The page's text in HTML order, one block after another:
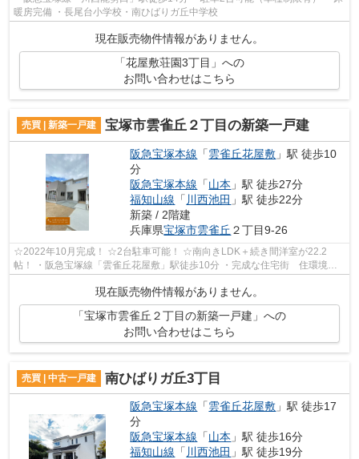
暖房完備 ・長尾台小学校・南ひばりガ丘中学校
現在販売物件情報がありません。
「花屋敷荘園3丁目」への
お問い合わせはこちら
売買 | 新築一戸建 宝塚市雲雀丘２丁目の新築一戸建
阪急宝塚本線 「雲雀丘花屋敷 」駅 徒歩10
分
阪急宝塚本線 「山本 」駅 徒歩27分
福知山線 「 川西池田 」駅 徒歩22分
新築 / 2階建
兵庫県宝塚市雲雀丘 ２丁目9-26
☆2022年10月完成！ ☆2台駐車可能！ ☆南向きLDK＋続き間洋室が22.2
帖！ ・阪急宝塚線「雲雀丘花屋敷」駅徒歩10分 ・完成な住宅街 住環境良
好！ ・CL.、WIC、SIC、床下収納etc. 収納が...
現在販売物件情報がありません。
「宝塚市雲雀丘２丁目の新築一戸建」への
お問い合わせはこちら
売買 | 中古一戸建 南ひばりガ丘3丁目
阪急宝塚本線 「雲雀丘花屋敷 」駅 徒歩17
分
阪急宝塚本線 「山本 」駅 徒歩16分
福知山線 「 川西池田 」駅 徒歩19分